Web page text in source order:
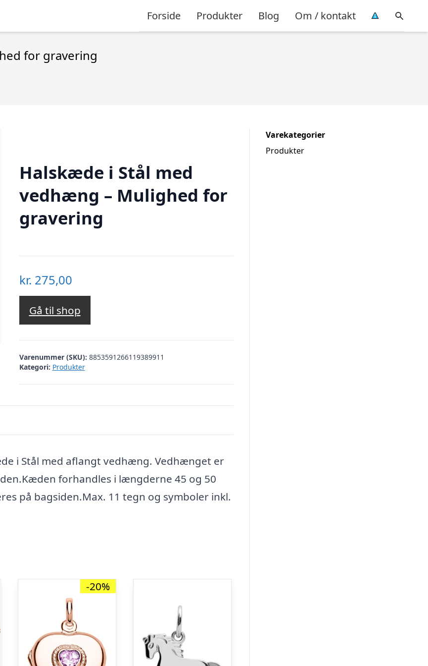
Forside Produkter Blog Om / kontakt
for gravering
Halskæde i Stål med
vedhæng – Mulighed for
gravering
kr. 275,00
Gå til shop
Varenummer (SKU): 8853591266119389911
Kategori: Produkter
i Stål med aflangt vedhæng. Vedhænget er
forhandles i længderne 45 og 50
på bagsiden.Max. 11 tegn og symboler inkl.
-20%
Varekategorier
Produkter